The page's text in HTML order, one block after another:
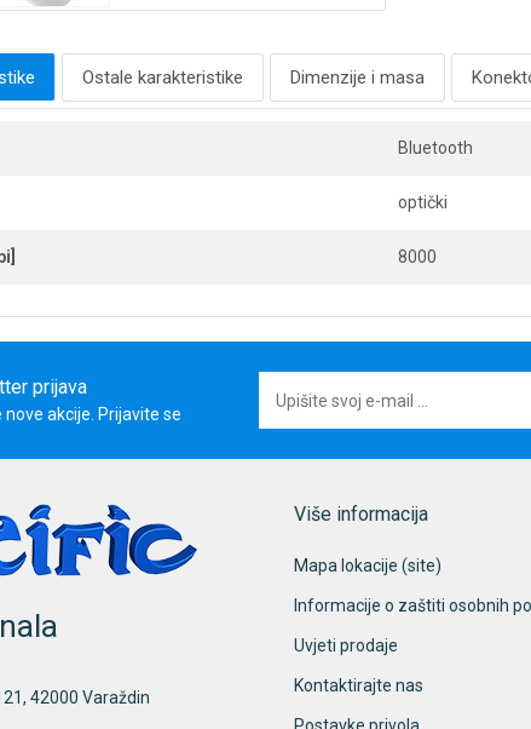
Ostale karakteristike Dimenzije i masa
Bluetooth
optički
8000
prijava
akcije. Prijavite se
42000 Varaždin
Više informacija
Mapa lokacije (site)
Informacije o zaštiti osobnih
Uvjeti prodaje
Kontaktirajte nas